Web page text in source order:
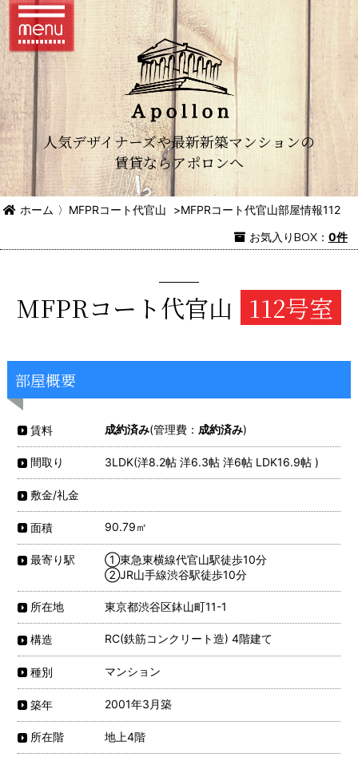
人気デザイナーズや最新新築マンションの
賃貸ならアポロンへ
ホーム 〉 MFPRコート代官山 >MFPRコート代官山部屋情報112
お気入りBOX： 0件
MFPRコート代官山 112号室
部屋概要
賃料 成約済み(管理費： 成約済み)
間取り 3LDK(洋8.2帖 洋6.3帖 洋6帖 LDK16.9帖 )
敷金/礼金
面積 90.79㎡
最寄り駅
①東急東横線代官山駅徒歩10分
②JR山手線渋谷駅徒歩10分
所在地 東京都渋谷区鉢山町11-1
構造 RC(鉄筋コンクリート造) 4階建て
種別 マンション
築年 2001年3月築
所在階 地上4階